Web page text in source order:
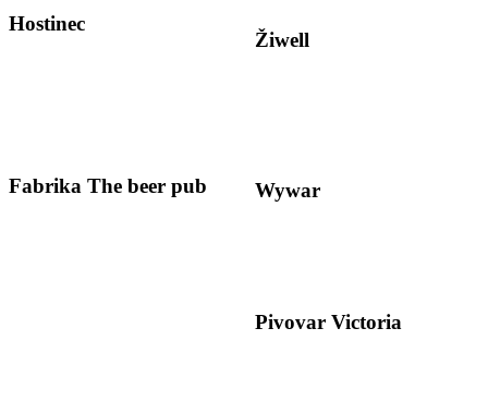
Hostinec
Žiwell
Fabrika The beer pub Wywar
Pivovar Victoria